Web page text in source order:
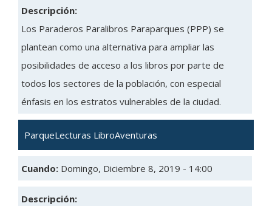
Descripción:
Los Paraderos Paralibros Paraparques (PPP) se
plantean como una alternativa para ampliar las
posibilidades de acceso a los libros por parte de
todos los sectores de la población, con especial
énfasis en los estratos vulnerables de la ciudad.
ParqueLecturas LibroAventuras
Cuando: Domingo, Diciembre 8, 2019 - 14:00
Descripción: